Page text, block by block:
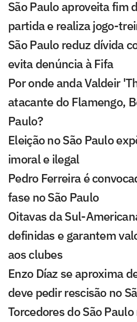
São Paulo aproveita fim
partida e realiza jogo-
São Paulo reduz dívida
evita denúncia à Fifa
Por onde anda Valdeir
atacante do Flamengo,
Paulo?
Eleição no São Paulo
imoral e ilegal
Pedro Ferreira é
fase no São Paulo
Oitavas da Sul-
definidas e garantem
aos clubes
Enzo Díaz se aproxima
deve pedir rescisão no
Torcedores do São